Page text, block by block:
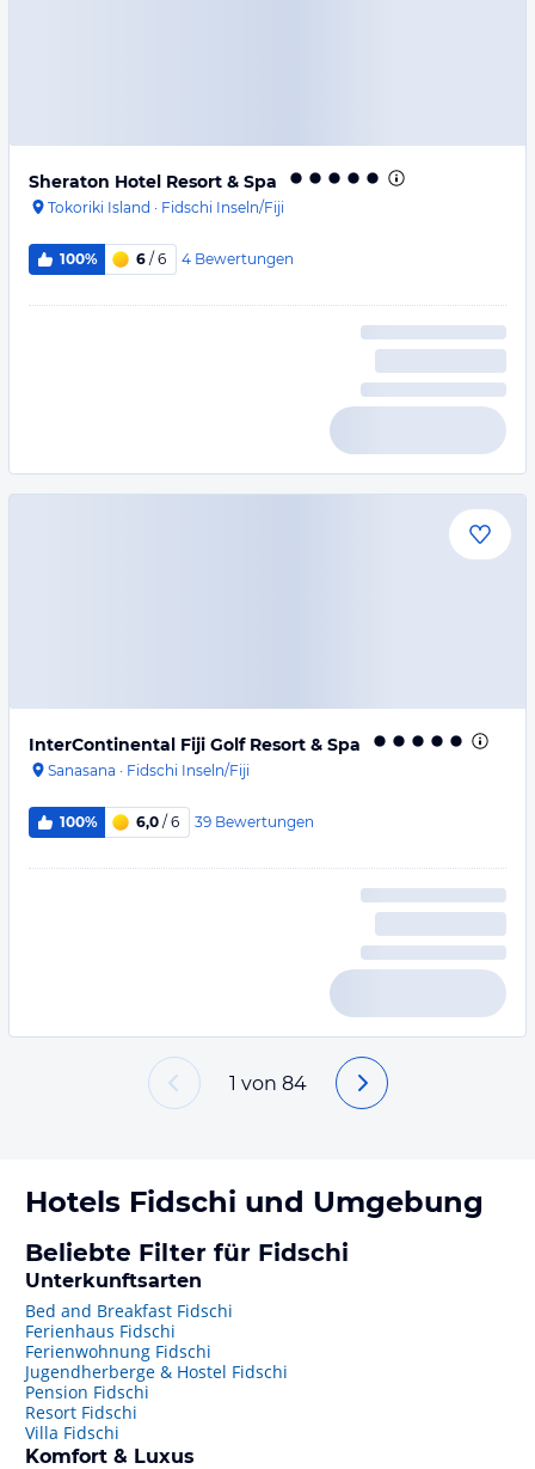
Sheraton Hotel Resort & Spa
Tokoriki Island · Fidschi Inseln/Fiji
100% 6 / 6 4 Bewertungen
InterContinental Fiji Golf Resort & Spa
Sanasana · Fidschi Inseln/Fiji
100% 6,0 / 6 39 Bewertungen
1 von 84
Hotels Fidschi und Umgebung
Beliebte Filter für Fidschi
Unterkunftsarten
Bed and Breakfast Fidschi
Ferienhaus Fidschi
Ferienwohnung Fidschi
Jugendherberge & Hostel Fidschi
Pension Fidschi
Resort Fidschi
Villa Fidschi
Komfort & Luxus